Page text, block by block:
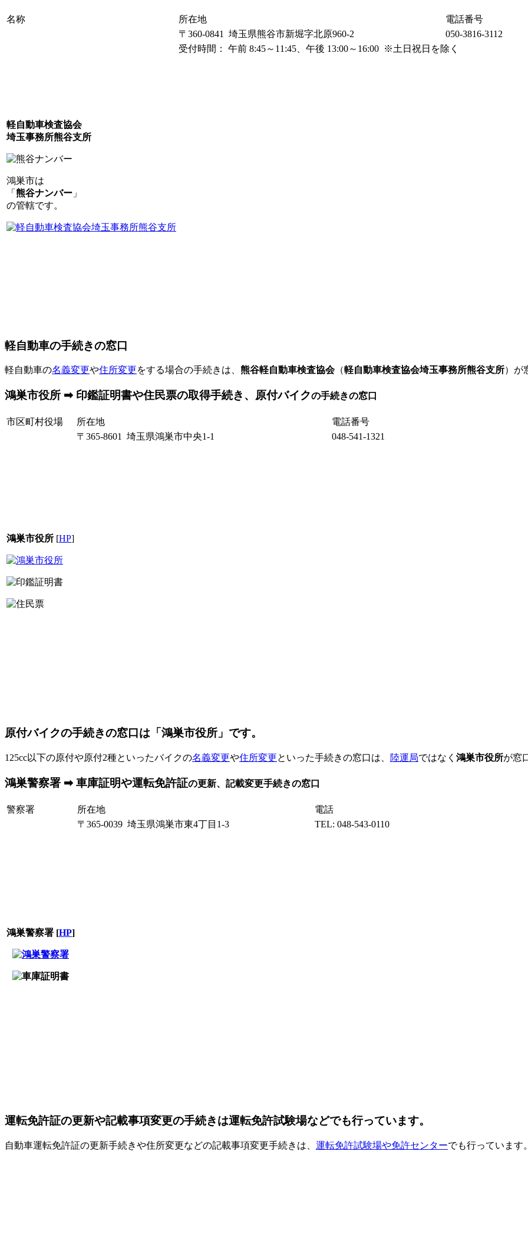
名称 所在地 電話番号
軽自動車検査協会
埼玉事務所熊谷支所
鴻巣市は
「 熊谷ナンバー 」
の管轄です。
〒360-0841 埼玉県熊谷市新堀字北原960-2
050-3816-3112
受付時間： 午前 8:45～11:45、午後 13:00～16:00 ※土日祝日を除く
軽自動車の手続きの窓口
軽自動車の名義変更や住所変更をする場合の手続きは、 熊谷軽自動車検査協会（軽自動車検査協会埼玉事務所熊谷支所）が
鴻巣市役所 ➡ 印鑑証明書や住民票の取得手続き、原付バイクの手続きの窓口
市区町村役場 所在地 電話番号
鴻巣市役所 [HP]
〒365-8601 埼玉県鴻巣市中央1-1 048-541-1321
原付バイクの手続きの窓口は「鴻巣市役所」です。
125cc以下の原付や原付2種といったバイクの名義変更や住所変更といった手続きの窓口は、 陸運局ではなく 鴻巣市役所が窓
鴻巣警察署 ➡ 車庫証明や運転免許証の更新、記載変更手続きの窓口
警察署 所在地 電話
鴻巣警察署 [HP]
〒365-0039 埼玉県鴻巣市東4丁目1-3 TEL: 048-543-0110
運転免許証の更新や記載事項変更の手続きは運転免許試験場などでも行っています。
自動車運転免許証の更新手続きや住所変更などの記載事項変更手続きは、 運転免許試験場や免許センターでも行っています